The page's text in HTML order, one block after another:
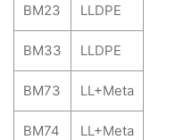
BM23 LLDPE
BM33 LLDPE
BM73 LL+Meta
BM74 LL+Meta